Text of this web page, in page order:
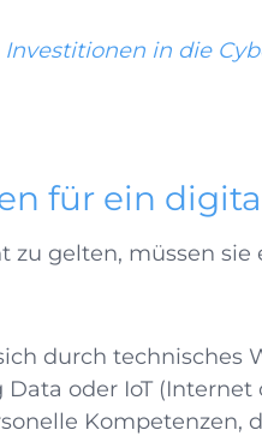
Investitionen in die
für ein
zu gelten, müssen
durch technisches
oder IoT
Kompetenzen,